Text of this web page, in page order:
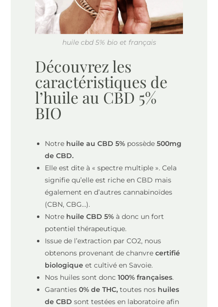
huile cbd 5% bio et français
Découvrez les
caractéristiques de
l’huile au CBD 5%
BIO
Notre huile au CBD 5% possède500mg
de CBD.
Elle est dite à « spectre multiple ». Cela
signifie qu’elle est riche en CBD mais
également en d’autres cannabinoïdes
(CBN, CBG…).
Notre huile CBD 5% à donc un fort
potentiel thérapeutique.
Issue de l’extraction par CO2, nous
obtenons provenant de chanvrecertifié
biologique et cultivé en Savoie.
Nos huiles sont donc100% françaises.
Garanties0% de THC,toutes nos huiles
de CBD sont testées en laboratoire afin